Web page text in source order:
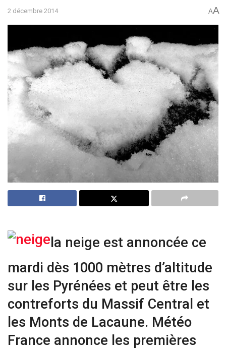
2 décembre 2014 AA
la neige est annoncée ce
mardi dès 1000 mètres d’altitude
sur les Pyrénées et peut être les
contreforts du Massif Central et
les Monts de Lacaune. Météo
France annonce les premières